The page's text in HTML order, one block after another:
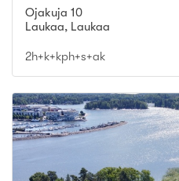
Ojakuja 10
Laukaa, Laukaa
2h+k+kph+s+ak